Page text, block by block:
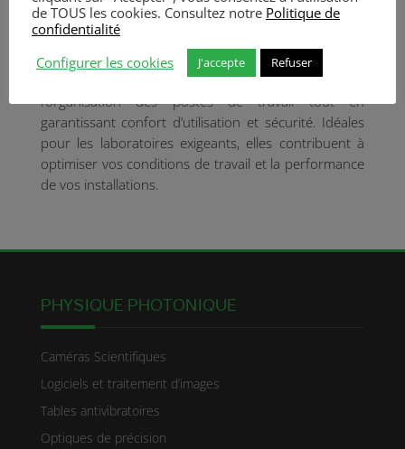
microscopieet analyse expérimentale, les
tables de laboratoire
pour vos équipements et instruments. Grâce à leur
conception durable et fonctionnelle, elles facilitent
l’organisation des postes de travail tout en
garantissant confort d’utilisation et sécurité. Idéales
pour les laboratoires exigeants, elles contribuent à
optimiser vos conditions de travail et la performance
de vos installations.
PHYSIQUE PHOTONIQUE
Caméras Scientifiques
Logiciels et traitement d’images
Tables antivibratoires
Optiques de précision
de TOUS les cookies. Consultez notre Politique de
confidentialité
Configurer les cookies
J'accepte Refuser